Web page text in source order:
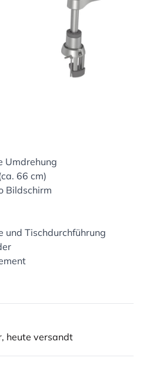
Umdrehung
66 cm)
Bildschirm
und Tischdurchführung
heute versandt